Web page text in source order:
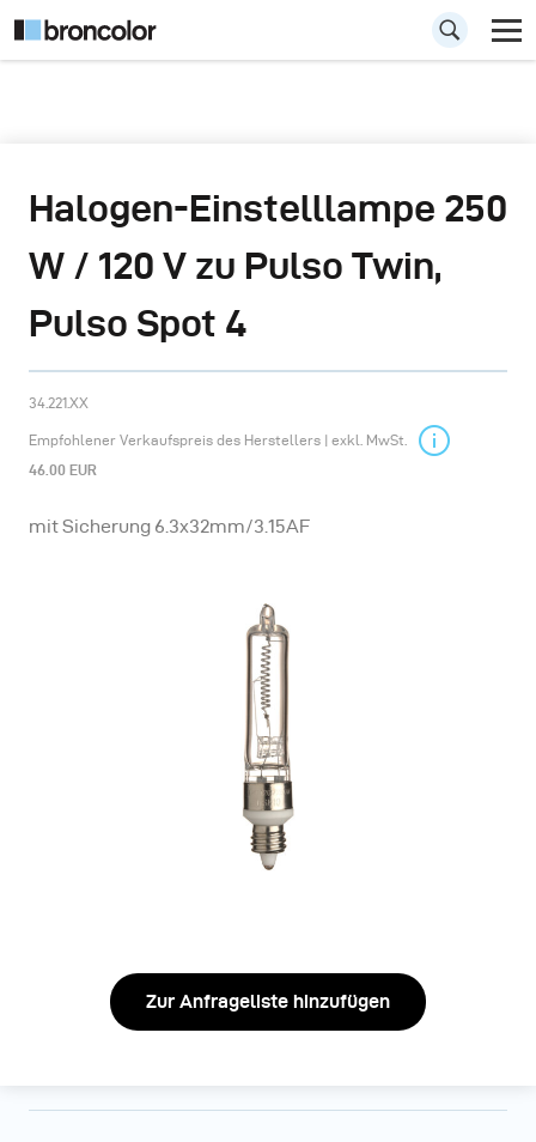
Halogen-Einstelllampe 250
W / 120 V zu Pulso Twin,
Pulso Spot 4
34.221.XX
Empfohlener Verkaufspreis des Herstellers | exkl. MwSt.
46.00 EUR
mit Sicherung 6.3x32mm/3.15AF
Zur Anfrageliste hinzufügen